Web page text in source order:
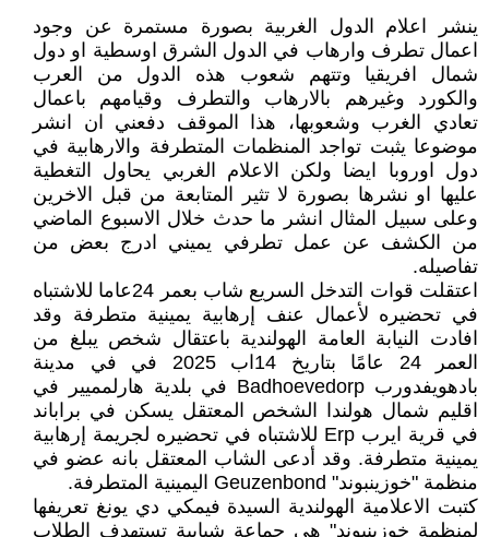
ينشر اعلام الدول الغربية بصورة مستمرة عن وجود
اعمال تطرف وارهاب في الدول الشرق اوسطية او دول
شمال افريقيا وتتهم شعوب هذه الدول من العرب
والكورد وغيرهم بالارهاب والتطرف وقيامهم باعمال
تعادي الغرب وشعوبها، هذا الموقف دفعني ان انشر
موضوعا يثبت تواجد المنظمات المتطرفة والارهابية في
دول اوروبا ايضا ولكن الاعلام الغربي يحاول التغطية
عليها او نشرها بصورة لا تثير المتابعة من قبل الاخرين
وعلى سبيل المثال انشر ما حدث خلال الاسبوع الماضي
من الكشف عن عمل تطرفي يميني ادرج بعض من
تفاصيله.
اعتقلت قوات التدخل السريع شاب بعمر 24عاما للاشتباه
في تحضيره لأعمال عنف إرهابية يمينية متطرفة وقد
افادت النيابة العامة الهولندية باعتقال شخص يبلغ من
العمر 24 عامًا بتاريخ 14اب 2025 في في مدينة
بادهويفدورب Badhoevedorp في بلدية هارلمميير في
اقليم شمال هولندا الشخص المعتقل يسكن في براباند
في قرية ايرب Erp للاشتباه في تحضيره لجريمة إرهابية
يمينية متطرفة. وقد أدعى الشاب المعتقل بانه عضو في
منظمة "خوزينبوند" Geuzenbond اليمينية المتطرفة.
كتبت الاعلامية الهولندية السيدة فيمكي دي يونغ تعريفها
لمنظمة خوزينبوند" هي جماعة شبابية تستهدف الطلاب